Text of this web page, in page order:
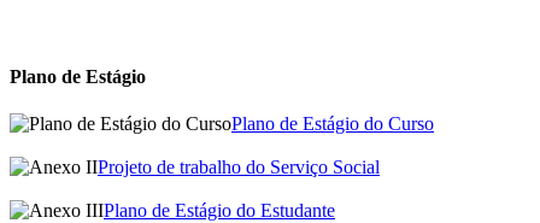
Plano de Estágio
Plano de Estágio do Curso
Projeto de trabalho do Serviço Social
Plano de Estágio do Estudante